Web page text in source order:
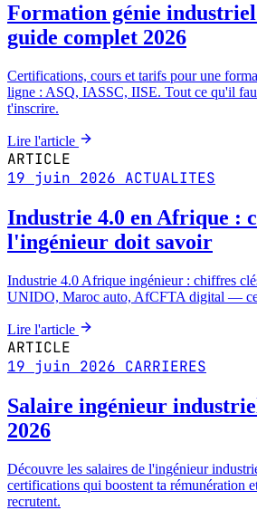
Formation génie
guide complet 2026
Certifications, cours et tarifs pour une
ligne : ASQ, IASSC, IISE. Tout ce qu'il
t'inscrire.
Lire l'article
ARTICLE
19 juin 2026 ACTUALITES
Industrie 4.0 en Afrique :
l'ingénieur doit savoir
Industrie 4.0 Afrique ingénieur : chiffres
UNIDO, Maroc auto, AfCFTA digital — ce
Lire l'article
ARTICLE
19 juin 2026 CARRIERES
Salaire ingénieur
2026
Découvre les salaires de l'ingénieur
certifications qui boostent ta rémunération
recrutent.